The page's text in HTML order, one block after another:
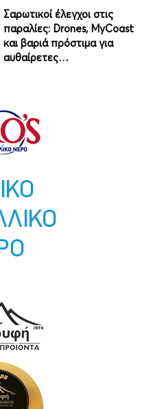
Σαρωτικοί έλεγχοι στις
παραλίες: Drones, MyCoast
και βαριά πρόστιμα για
αυθαίρετες…